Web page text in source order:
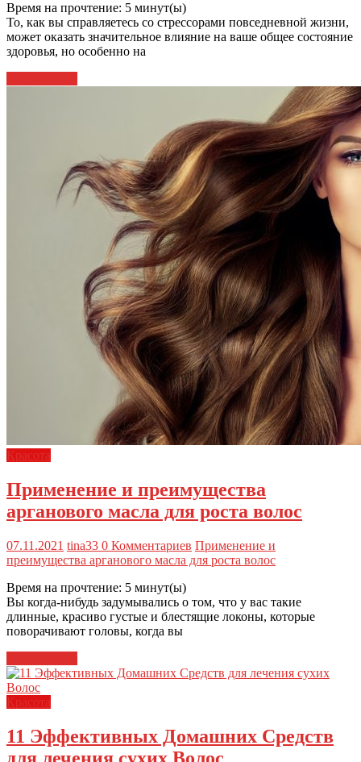
Время на прочтение: 5 минут(ы)
То, как вы справляетесь со стрессорами повседневной жизни,
может оказать значительное влияние на ваше общее состояние
здоровья, но особенно на
Красота
Применение и преимущества
арганового масла для роста волос
07.11.2021 tina33 0 Комментариев Применение и
преимущества арганового масла для роста волос
Время на прочтение: 5 минут(ы)
Вы когда-нибудь задумывались о том, что у вас такие
длинные, красиво густые и блестящие локоны, которые
поворачивают головы, когда вы
Красота
11 Эффективных Домашних Средств